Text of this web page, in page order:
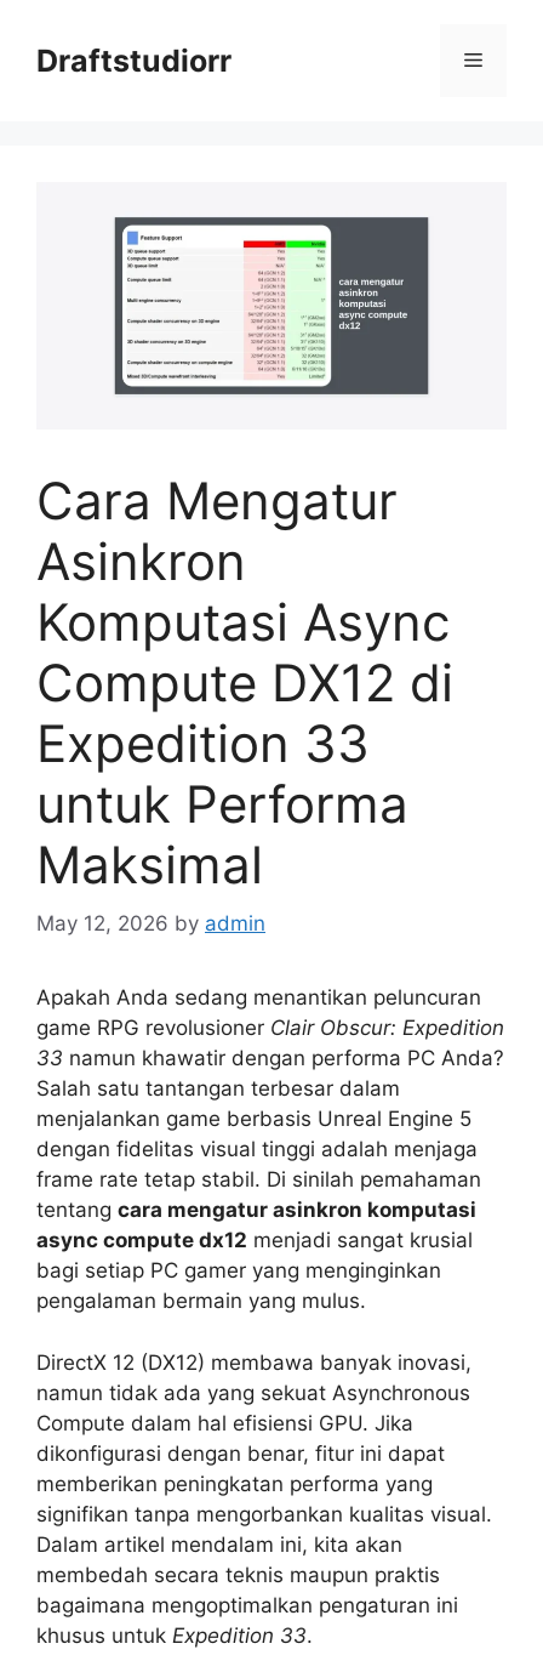
contentDraftstudiorr Menu
Cara Mengatur
Asinkron
Komputasi Async
Compute DX12 di
Expedition 33
untuk Performa
Maksimal
May 12, 2026 by admin
Apakah Anda sedang menantikan peluncuran
game RPG revolusioner Clair Obscur: Expedition
33 namun khawatir dengan performa PC Anda?
Salah satu tantangan terbesar dalam
menjalankan game berbasis Unreal Engine 5
dengan fidelitas visual tinggi adalah menjaga
frame rate tetap stabil. Di sinilah pemahaman
tentang cara mengatur asinkron komputasi
async compute dx12 menjadi sangat krusial
bagi setiap PC gamer yang menginginkan
pengalaman bermain yang mulus.
DirectX 12 (DX12) membawa banyak inovasi,
namun tidak ada yang sekuat Asynchronous
Compute dalam hal efisiensi GPU. Jika
dikonfigurasi dengan benar, fitur ini dapat
memberikan peningkatan performa yang
signifikan tanpa mengorbankan kualitas visual.
Dalam artikel mendalam ini, kita akan
membedah secara teknis maupun praktis
bagaimana mengoptimalkan pengaturan ini
khusus untuk Expedition 33.